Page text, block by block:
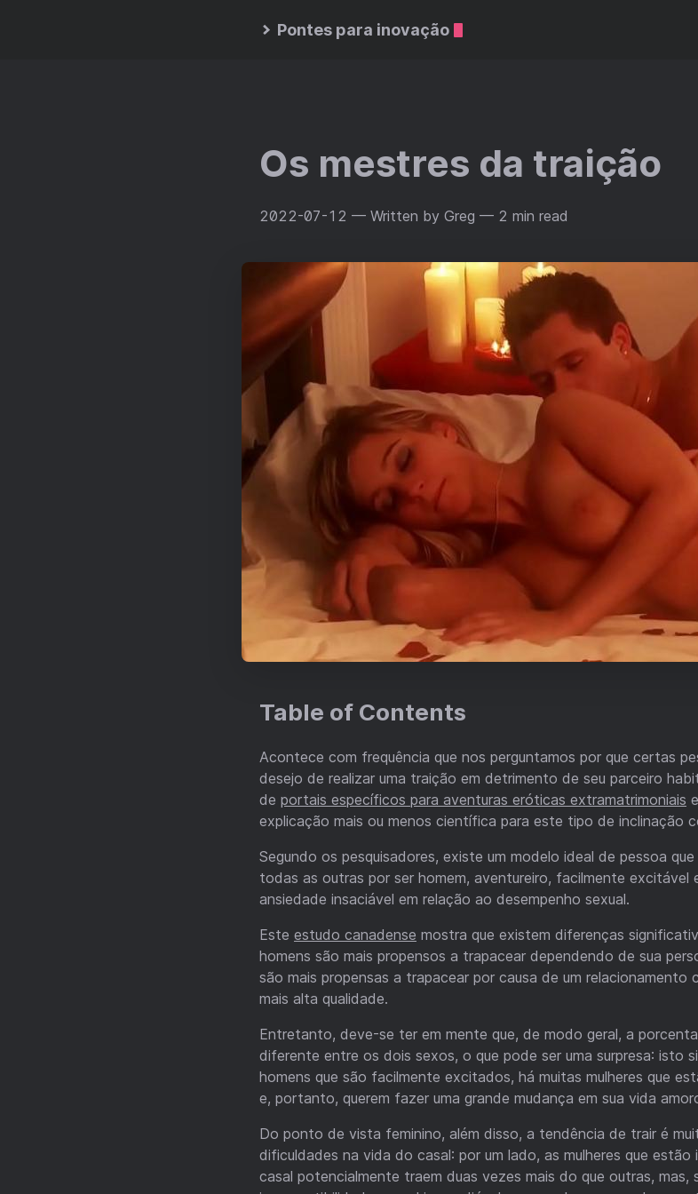
Pontes para inovação
Os mestres da traição
2022-07-12 — Written by Greg — 2 min read
Table of Contents
Acontece com frequência que nos perguntamos por que certas
desejo de realizar uma traição em detrimento de seu parceiro
de portais específicos para aventuras eróticas extramatrimoniais
explicação mais ou menos científica para este tipo de inclinação
Segundo os pesquisadores, existe um modelo ideal de pessoa
todas as outras por ser homem, aventureiro, facilmente excitável
ansiedade insaciável em relação ao desempenho sexual.
Este estudo canadense mostra que existem diferenças
homens são mais propensos a trapacear dependendo de sua
são mais propensas a trapacear por causa de um
mais alta qualidade.
Entretanto, deve-se ter em mente que, de modo geral, a
diferente entre os dois sexos, o que pode ser uma surpresa: isto
homens que são facilmente excitados, há muitas mulheres que
e, portanto, querem fazer uma grande mudança em sua vida
Do ponto de vista feminino, além disso, a tendência de trair é
dificuldades na vida do casal: por um lado, as mulheres que
casal potencialmente traem duas vezes mais do que outras, mas,